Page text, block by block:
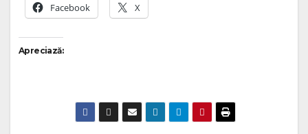
Facebook X
Apreciază: